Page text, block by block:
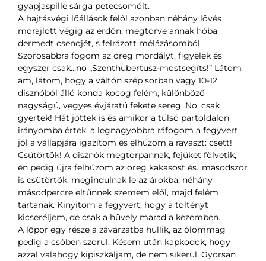
gyapjaspille sárga petecsomóit.
A hajtásvégi lőállások felől azonban néhány lövés
morajlott végig az erdőn, megtörve annak hóba
dermedt csendjét, s felrázott mélázásomból.
Szorosabbra fogom az öreg mordályt, figyelek és
egyszer csak…no „Szenthubertusz-mostsegíts!” Látom
ám, látom, hogy a váltón szép sorban vagy 10-12
disznóból álló konda kocog felém, különböző
nagyságú, vegyes évjáratú fekete sereg. No, csak
gyertek! Hát jöttek is és amikor a túlsó partoldalon
irányomba értek, a legnagyobbra ráfogom a fegyvert,
jól a vállapjára igazítom és elhúzom a ravaszt: csett!
Csütörtök! A disznók megtorpannak, fejüket fölvetik,
én pedig újra felhúzom az öreg kakasost és…másodszor
is csütörtök. megindulnak le az árokba, néhány
másodpercre eltűnnek szemem elől, majd felém
tartanak. Kinyitom a fegyvert, hogy a töltényt
kicseréljem, de csak a hüvely marad a kezemben.
A lőpor egy része a závárzatba hullik, az ólommag
pedig a csőben szorul. Késem után kapkodok, hogy
azzal valahogy kipiszkáljam, de nem sikerül. Gyorsan